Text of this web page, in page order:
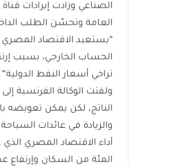
الصناعي وزادت إيرادات
العامة وتحسّن الطلب
“يستعيد الاقتصاد
الحساب الخارجي، بسبب
تراخي أسعار النفط الدولية”.
الناتج، لكن يمكن تعويضه
والزيادة في عائدات
المئة من السكان وإرتفاع